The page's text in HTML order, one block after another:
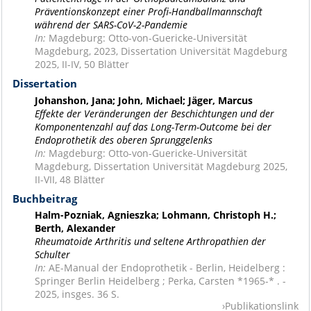
Präventionskonzept einer Profi-Handballmannschaft
während der SARS-CoV-2-Pandemie
In: Magdeburg: Otto-von-Guericke-Universität
Magdeburg, 2023, Dissertation Universität Magdeburg
2025, II-IV, 50 Blätter
Dissertation
Johanshon, Jana; John, Michael; Jäger, Marcus
Effekte der Veränderungen der Beschichtungen und der
Komponentenzahl auf das Long-Term-Outcome bei der
Endoprothetik des oberen Sprunggelenks
In: Magdeburg: Otto-von-Guericke-Universität
Magdeburg, Dissertation Universität Magdeburg 2025,
II-VII, 48 Blätter
Buchbeitrag
Halm-Pozniak, Agnieszka; Lohmann, Christoph H.;
Berth, Alexander
Rheumatoide Arthritis und seltene Arthropathien der
Schulter
In: AE-Manual der Endoprothetik - Berlin, Heidelberg :
Springer Berlin Heidelberg ; Perka, Carsten *1965-* . -
2025, insges. 36 S.
Publikationslink